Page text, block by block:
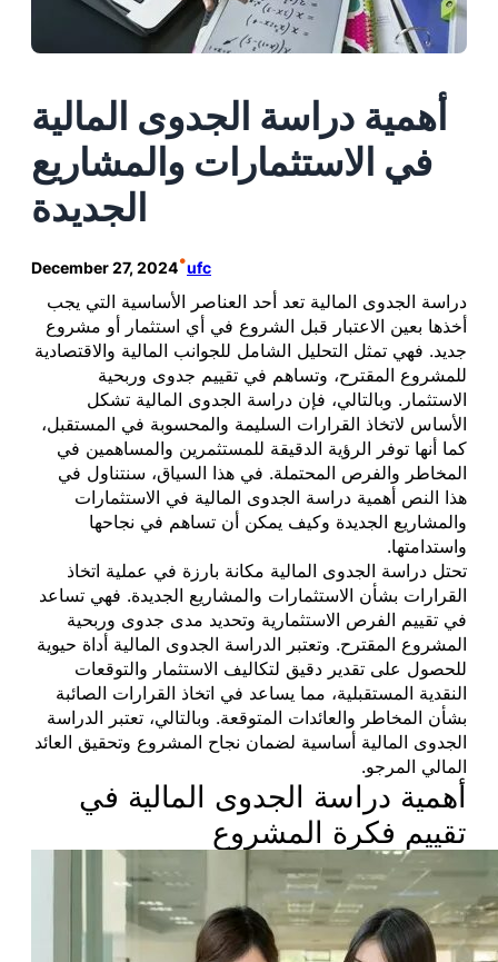
أهمية دراسة الجدوى المالية
في الاستثمارات والمشاريع
الجديدة
December 27, 2024•ufc
دراسة الجدوى المالية تعد أحد العناصر الأساسية التي يجب
أخذها بعين الاعتبار قبل الشروع في أي استثمار أو مشروع
جديد. فهي تمثل التحليل الشامل للجوانب المالية والاقتصادية
للمشروع المقترح، وتساهم في تقييم جدوى وربحية
الاستثمار. وبالتالي، فإن دراسة الجدوى المالية تشكل
الأساس لاتخاذ القرارات السليمة والمحسوبة في المستقبل،
كما أنها توفر الرؤية الدقيقة للمستثمرين والمساهمين في
المخاطر والفرص المحتملة. في هذا السياق، سنتناول في
هذا النص أهمية دراسة الجدوى المالية في الاستثمارات
والمشاريع الجديدة وكيف يمكن أن تساهم في نجاحها
واستدامتها.
تحتل دراسة الجدوى المالية مكانة بارزة في عملية اتخاذ
القرارات بشأن الاستثمارات والمشاريع الجديدة. فهي تساعد
في تقييم الفرص الاستثمارية وتحديد مدى جدوى وربحية
المشروع المقترح. وتعتبر الدراسة الجدوى المالية أداة حيوية
للحصول على تقدير دقيق لتكاليف الاستثمار والتوقعات
النقدية المستقبلية، مما يساعد في اتخاذ القرارات الصائبة
بشأن المخاطر والعائدات المتوقعة. وبالتالي، تعتبر الدراسة
الجدوى المالية أساسية لضمان نجاح المشروع وتحقيق العائد
المالي المرجو.
أهمية دراسة الجدوى المالية في
تقييم فكرة المشروع